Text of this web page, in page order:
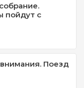
пойдут с
Поезд